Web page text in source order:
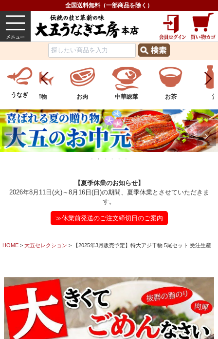
全国送料無料（一部商品を除く）
うなぎ 内祝い グルメ
うなぎ 水産物 お肉 中華総菜 お茶 酒
【夏季休業のお知らせ】
2026年8月11日(火)～8月16日(日)の期間、夏季休業とさせていただきま
す。
≫休業前発送のご注文締切日のご案内
HOME 大五セレクション 【2025年3月販売予定】特大アジ干物 5尾セット 受注生産